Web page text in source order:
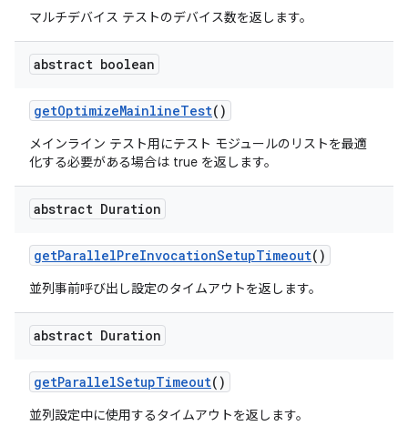
マルチデバイス テストのデバイス数を返します。
abstract boolean
getOptimizeMainlineTest()
メインライン テスト用にテスト モジュールのリストを最適
化する必要がある場合は true を返します。
abstract Duration
getParallelPreInvocationSetupTimeout()
並列事前呼び出し設定のタイムアウトを返します。
abstract Duration
getParallelSetupTimeout()
並列設定中に使用するタイムアウトを返します。